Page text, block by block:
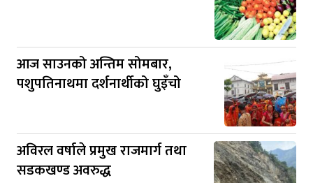
आज साउनको अन्तिम सोमबार,
पशुपतिनाथमा दर्शनार्थीको घुइँचो
अविरल वर्षाले प्रमुख राजमार्ग तथा
सडकखण्ड अवरुद्ध